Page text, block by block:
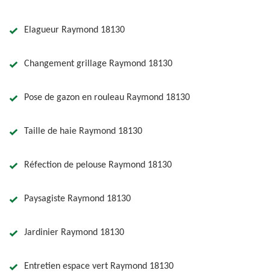
Elagueur Raymond 18130
Changement grillage Raymond 18130
Pose de gazon en rouleau Raymond 18130
Taille de haie Raymond 18130
Réfection de pelouse Raymond 18130
Paysagiste Raymond 18130
Jardinier Raymond 18130
Entretien espace vert Raymond 18130